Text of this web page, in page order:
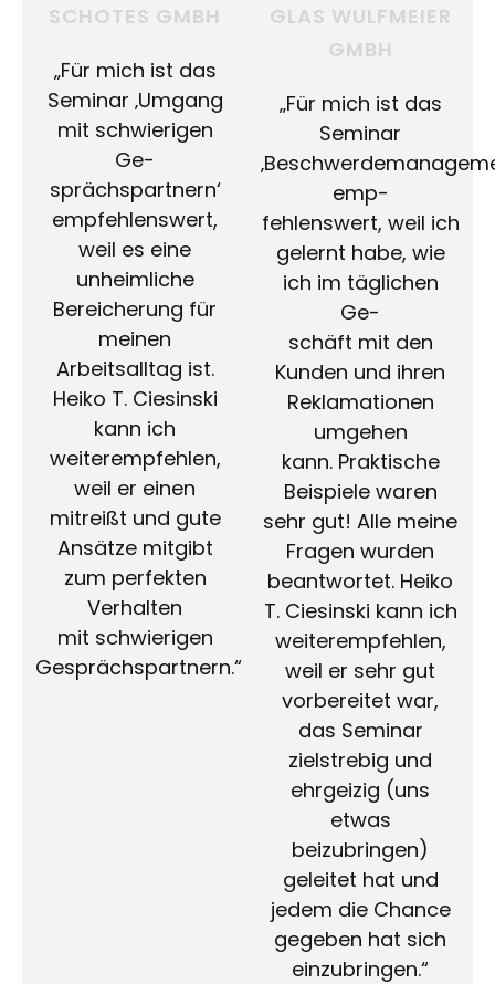
SCHOTES GMBH
„Für mich ist das
Seminar ‚Umgang
mit schwierigen
Ge-
sprächspartnern‘
empfehlenswert,
weil es eine
unheimliche
Bereicherung für
meinen
Arbeitsalltag ist.
Heiko T. Ciesinski
kann ich
weiterempfehlen,
weil er einen
mitreißt und gute
Ansätze mitgibt
zum perfekten
Verhalten
mit schwierigen
Gesprächspartnern.“
GLAS WULFMEIER
GMBH
„Für mich ist das
Seminar
emp-
fehlenswert, weil ich
gelernt habe, wie
ich im täglichen
Ge-
schäft mit den
Kunden und ihren
Reklamationen
umgehen
kann. Praktische
Beispiele waren
sehr gut! Alle meine
Fragen wurden
beantwortet. Heiko
T. Ciesinski kann ich
weiterempfehlen,
weil er sehr gut
vorbereitet war,
das Seminar
zielstrebig und
ehrgeizig (uns
etwas
beizubringen)
geleitet hat und
jedem die Chance
gegeben hat sich
einzubringen.“